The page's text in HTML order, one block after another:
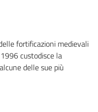
fortificazioni medievali
custodisce la
delle sue più